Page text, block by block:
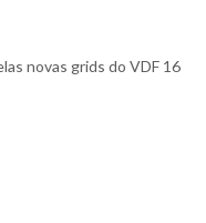
novas grids do VDF 16